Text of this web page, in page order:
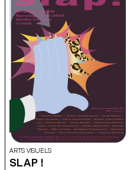
ARTS VISUELS
SLAP !